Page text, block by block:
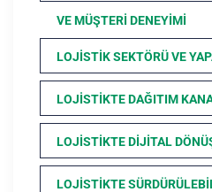
VE MÜŞTERI DENEYIMI
LOJISTIK SEKTÖRÜ VE
LOJISTIKTE DAĞITIM
LOJISTIKTE DIJITAL
LOJISTIKTE